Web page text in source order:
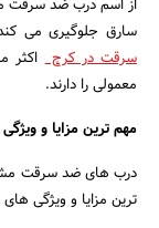
از اسم درب ضد سرقت
سارق جلوگیری می
سرقت در کرجاکثر
معمولی را دارند.
مهم ترین مزایا و
درب های ضد سرقت
ترین مزایا و ویژگی